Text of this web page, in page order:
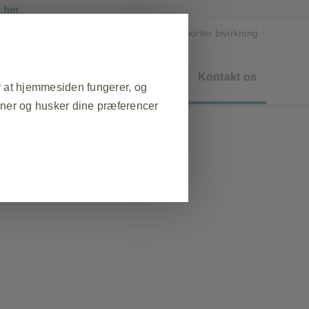
her
Rapporter bivirkning
Kontakt os
hjemmesiden fungerer, og
og husker dine præferencer
på webstedet, til at
login